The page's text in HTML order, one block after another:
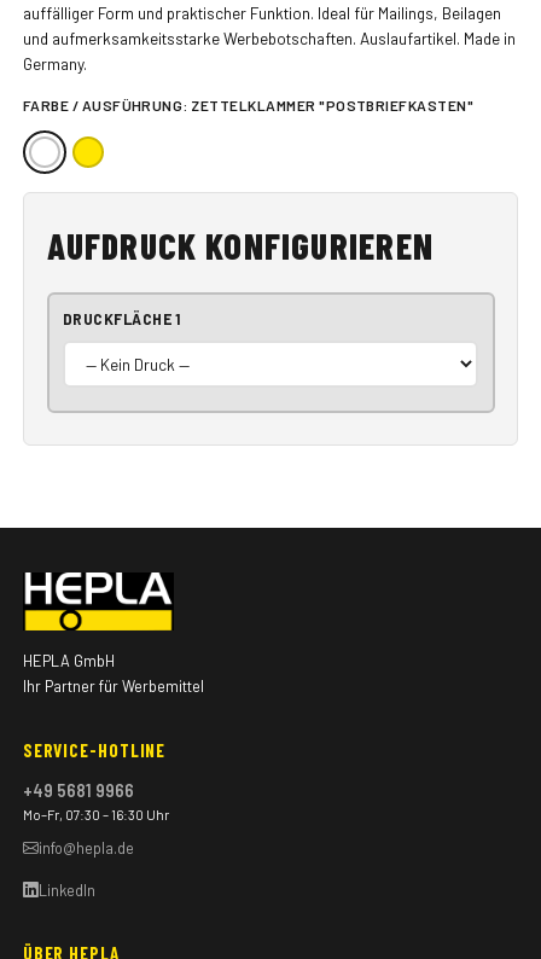
auffälliger Form und praktischer Funktion. Ideal für Mailings, Beilagen
und aufmerksamkeitsstarke Werbebotschaften. Auslaufartikel. Made in
Germany.
FARBE / AUSFÜHRUNG: ZETTELKLAMMER "POSTBRIEFKASTEN"
AUFDRUCK KONFIGURIEREN
DRUCKFLÄCHE 1
HEPLA GmbH
Ihr Partner für Werbemittel
SERVICE-HOTLINE
+49 5681 9966
Mo–Fr, 07:30 – 16:30 Uhr
info@hepla.de
LinkedIn
ÜBER HEPLA